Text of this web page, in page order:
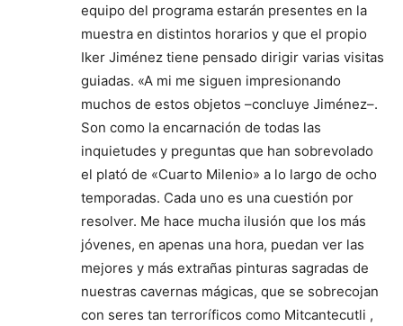
equipo del programa estarán presentes en la
muestra en distintos horarios y que el propio
Iker Jiménez tiene pensado dirigir varias visitas
guiadas. «A mi me siguen impresionando
muchos de estos objetos –concluye Jiménez–.
Son como la encarnación de todas las
inquietudes y preguntas que han sobrevolado
el plató de «Cuarto Milenio» a lo largo de ocho
temporadas. Cada uno es una cuestión por
resolver. Me hace mucha ilusión que los más
jóvenes, en apenas una hora, puedan ver las
mejores y más extrañas pinturas sagradas de
nuestras cavernas mágicas, que se sobrecojan
con seres tan terroríficos como Mitcantecutli ,